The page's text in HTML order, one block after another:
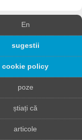
En
sugestii
cookie policy
poze
știați că
articole